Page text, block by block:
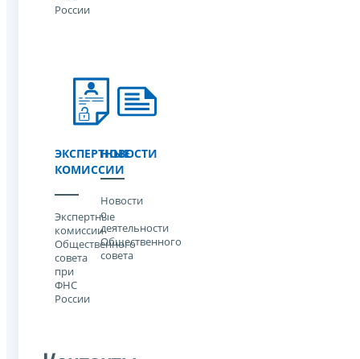
России
ЭКСПЕРТНЫЕ
КОМИССИИ
Экспертные
комиссии
Общественного
совета
при
ФНС
России
НОВОСТИ
Новости
о
деятельности
Общественного
совета